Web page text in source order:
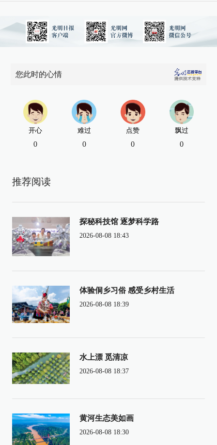
您此时的心情
开心
0
难过
0
点赞
0
飘过
0
推荐阅读
探秘科技馆 逐梦科学路
2026-08-08 18:43
体验侗乡习俗 感受乡村生活
2026-08-08 18:39
水上漂 觅清凉
2026-08-08 18:37
黄河生态美如画
2026-08-08 18:30